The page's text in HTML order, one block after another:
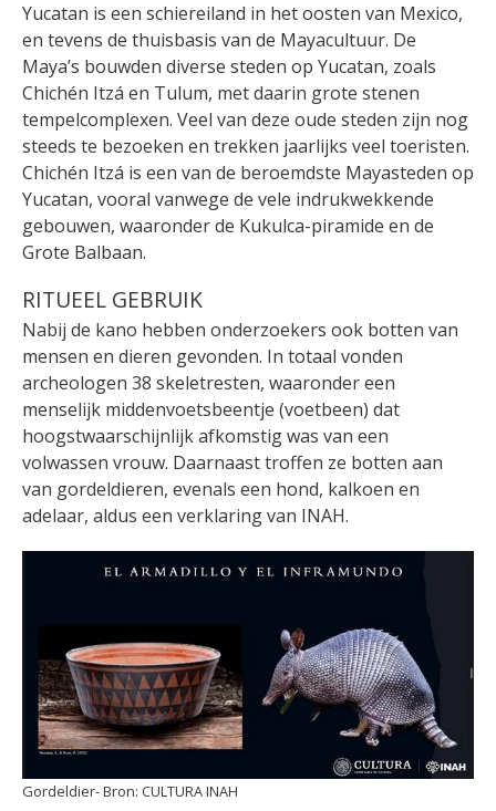
Yucatan is een schiereiland in het oosten van Mexico,
en tevens de thuisbasis van de Mayacultuur. De
Maya’s bouwden diverse steden op Yucatan, zoals
Chichén Itzá en Tulum, met daarin grote stenen
tempelcomplexen. Veel van deze oude steden zijn nog
steeds te bezoeken en trekken jaarlijks veel toeristen.
Chichén Itzá is een van de beroemdste Mayasteden op
Yucatan, vooral vanwege de vele indrukwekkende
gebouwen, waaronder de Kukulca-piramide en de
Grote Balbaan.
RITUEEL GEBRUIK
Nabij de kano hebben onderzoekers ook botten van
mensen en dieren gevonden. In totaal vonden
archeologen 38 skeletresten, waaronder een
menselijk middenvoetsbeentje (voetbeen) dat
hoogstwaarschijnlijk afkomstig was van een
volwassen vrouw. Daarnaast troffen ze botten aan
van gordeldieren, evenals een hond, kalkoen en
adelaar, aldus een verklaring van INAH.
Gordeldier CULTURA INAH